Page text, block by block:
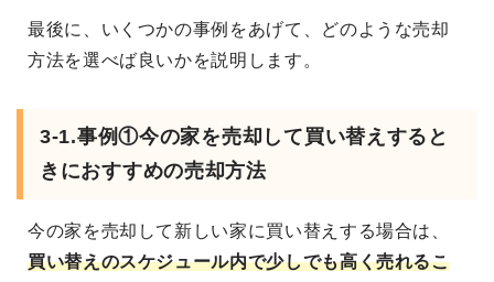
最後に、いくつかの事例をあげて、どのような売却
方法を選べば良いかを説明します。
3-1.事例①今の家を売却して買い替えすると
きにおすすめの売却方法
今の家を売却して新しい家に買い替えする場合は、
買い替えのスケジュール内で少しでも高く売れるこ